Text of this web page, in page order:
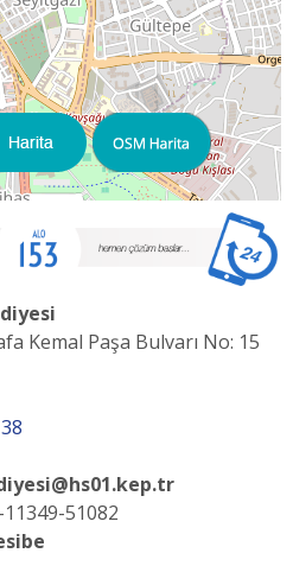
Kemal Paşa Bulvarı No: 15
51082